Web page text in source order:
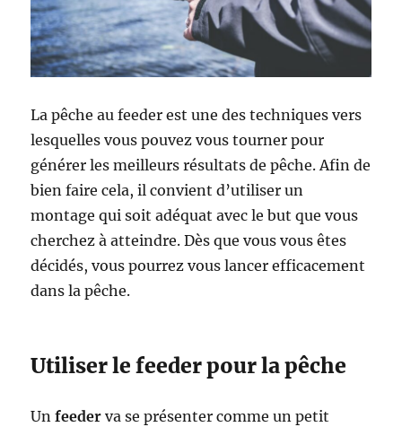
La pêche au feeder est une des techniques vers
lesquelles vous pouvez vous tourner pour
générer les meilleurs résultats de pêche. Afin de
bien faire cela, il convient d’utiliser un
montage qui soit adéquat avec le but que vous
cherchez à atteindre. Dès que vous vous êtes
décidés, vous pourrez vous lancer efficacement
dans la pêche.
Utiliser le feeder pour la pêche
Unfeeder va se présenter comme un petit